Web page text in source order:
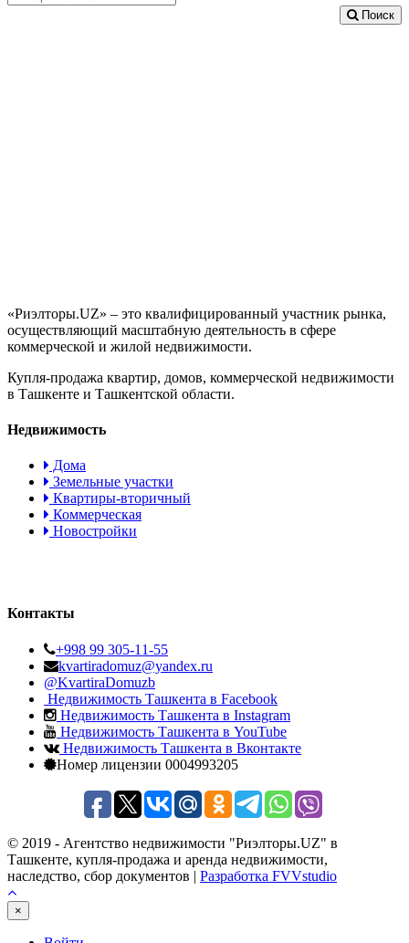
Поиск
«Риэлторы.UZ» – это квалифицированный участник рынка,
осуществляющий масштабную деятельность в сфере
коммерческой и жилой недвижимости.
Купля-продажа квартир, домов, коммерческой недвижимости
в Ташкенте и Ташкентской области.
Недвижимость
Дома
Земельные участки
Квартиры-вторичный
Коммерческая
Новостройки
Контакты
+998 99 305-11-55
kvartiradomuz@yandex.ru
@KvartiraDomuzb
Недвижимость Ташкента в Facebook
Недвижимость Ташкента в Instagram
Недвижимость Ташкента в YouTube
Недвижимость Ташкента в Вконтакте
Номер лицензии 0004993205
© 2019 - Агентство недвижимости "Риэлторы.UZ" в
Ташкенте, купля-продажа и аренда недвижимости,
наследство, сбор документов | Разработка FVVstudio
×